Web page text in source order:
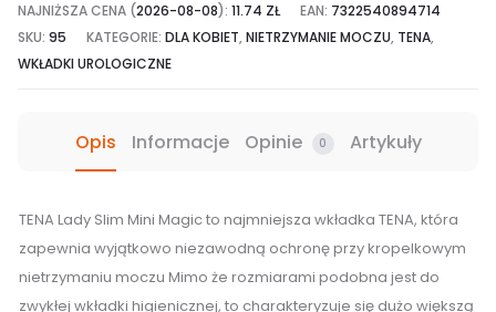
chłonność
0.5/8
NAJNIŻSZA CENA (2026-08-08):11.74 ZŁ EAN: 7322540894714
SKU:95 KATEGORIE:DLA KOBIET,NIETRZYMANIE MOCZU, TENA,
WKŁADKI UROLOGICZNE
Opis Informacje Opinie 0 Artykuły
TENA Lady Slim Mini Magic to najmniejsza wkładka TENA, która
zapewnia wyjątkowo niezawodną ochronę przy kropelkowym
nietrzymaniu moczu Mimo że rozmiarami podobna jest do
zwykłej wkładki higienicznej, to charakteryzuje się dużo większą